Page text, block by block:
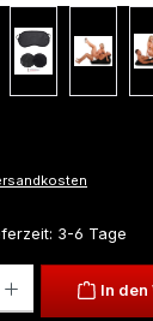
3-6 Tage
In den